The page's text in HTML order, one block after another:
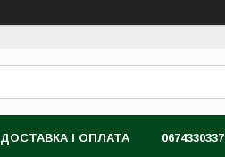
ДОСТАВКА І ОПЛАТА 0674330337